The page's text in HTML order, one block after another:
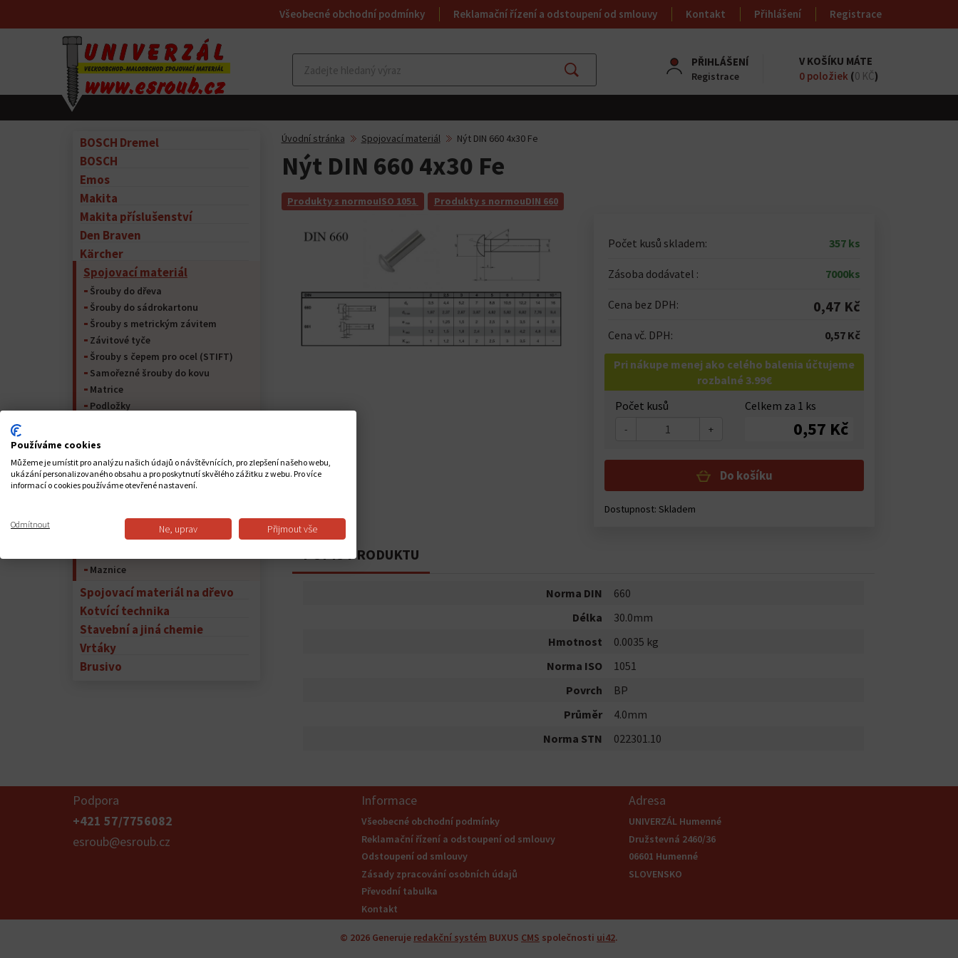
Všeobecné obchodní podmínky Reklamační řízení a odstoupení od smlouvy Kontakt Přihlášení Registrace
Najít
PŘIHLÁŠENÍ
Registrace
V KOŠÍKU MÁTE
0 položiek (0 KČ)
BOSCH Dremel
BOSCH
Emos
Makita
Makita příslušenství
Den Braven
Kärcher
Spojovací materiál
Šrouby do dřeva
Šrouby do sádrokartonu
Šrouby s metrickým závitem
Závitové tyče
Šrouby s čepem pro ocel (STIFT)
Samořezné šrouby do kovu
Matrice
Podložky
Kolíky
Spojovací materiál pro nábytek
Maznice
Spojovací materiál na dřevo
Kotvící technika
Stavební a jiná chemie
Vrtáky
Brusivo
Úvodní stránka Spojovací materiál Nýt DIN 660 4x30 Fe
Nýt DIN 660 4x30 Fe
Produkty s normouISO 1051 Produkty s normouDIN 660
Počet kusů skladem: 357 ks
Zásoba dodávatel : 7000ks
Cena bez DPH: 0,47 Kč
Cena vč. DPH: 0,57 Kč
Pri nákupe menej ako celého balenia účtujeme
rozbalné 3.99€
Počet kusů
- +
Celkem za 1 ks
0,57 Kč
Do košíku
Dostupnost:Skladem
POPIS PRODUKTU
Norma DIN
660
Délka
30.0mm
Hmotnost
0.0035 kg
Norma ISO
1051
Povrch
BP
Průměr
4.0mm
Norma STN
022301.10
Podpora
+421 57/7756082
esroub@esroub.cz
Informace
Všeobecné obchodní podmínky
Reklamační řízení a odstoupení od smlouvy
Odstoupení od smlouvy
Zásady zpracování osobních údajů
Převodní tabulka
Kontakt
Adresa
UNIVERZÁL Humenné
Družstevná 2460/36
06601 Humenné
SLOVENSKO
© 2026 Generuje redakční systém BUXUS CMS společnosti ui42.
Používáme cookies
Můžeme je umístit pro analýzu našich údajů o návštěvnících, pro zlepšení našeho webu,
ukázání personalizovaného obsahu a pro poskytnutí skvělého zážitku z webu. Pro více
informací o cookies používáme otevřené nastavení.
Odmítnout Ne, uprav Přijmout vše